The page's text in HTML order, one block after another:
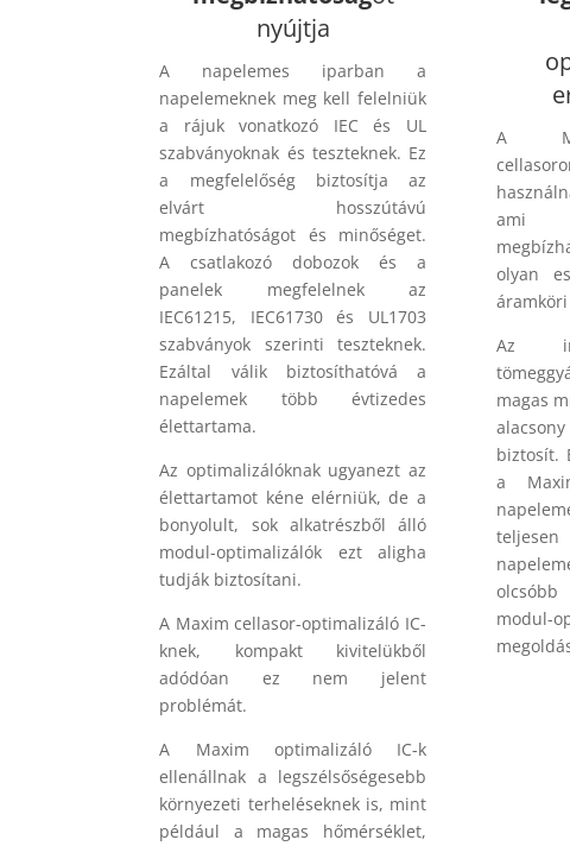
nyújtja
A napelemes iparban a
napelemeknek meg kell felelniük
a rájuk vonatkozó IEC és UL
szabványoknak és teszteknek. Ez
a megfelelőség biztosítja az
elvárt hosszútávú
megbízhatóságot és minőséget.
A csatlakozó dobozok és a
panelek megfelelnek az
IEC61215, IEC61730 és UL1703
szabványok szerinti teszteknek.
Ezáltal válik biztosíthatóvá a
napelemek több évtizedes
élettartama.
Az optimalizálóknak ugyanezt az
élettartamot kéne elérniük, de a
bonyolult, sok alkatrészből álló
modul-optimalizálók ezt aligha
tudják biztosítani.
A Maxim cellasor-optimalizáló IC-
knek, kompakt kivitelükből
adódóan ez nem jelent
problémát.
A Maxim optimalizáló IC-k
ellenállnak a legszélsőségesebb
környezeti terheléseknek is, mint
például a magas hőmérséklet,
A
ami
olyan
áramköri
Az
magas
biztosít.
a
olcsóbb
modul-